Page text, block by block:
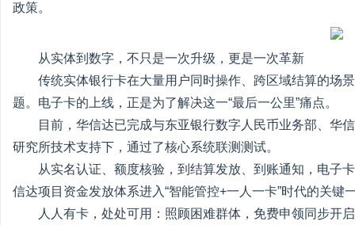
政策。
从实体到数字，不只是一次升级，更是一次革新
传统实体银行卡在大量用户同时操作、跨区域结算的场
题。电子卡的上线，正是为了解决这一“最后一公里”痛点。
目前，华信达已完成与东亚银行数字人民币业务部、华
研究所技术支持下，通过了核心系统联测测试。
从实名认证、额度核验，到结算发放、到账通知，电子
信达项目资金发放体系进入“智能管控+一人一卡”时代的关键
人人有卡，处处可用：照顾困难群体，免费申领同步开启